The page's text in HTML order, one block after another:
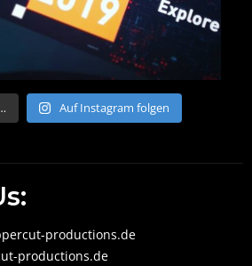
Auf Instagram folgen
productions.de
productions.de